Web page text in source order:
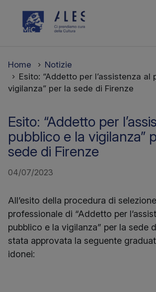
Home
Notizie
Esito: “Addetto per l’assistenza al
vigilanza” per la sede di Firenze
Esito: “Addetto per
pubblico e la vigilanza”
sede di Firenze
04/07/2023
All’esito della procedura di
professionale di “Addetto per
pubblico e la vigilanza” per la sede
stata approvata la seguente
idonei: